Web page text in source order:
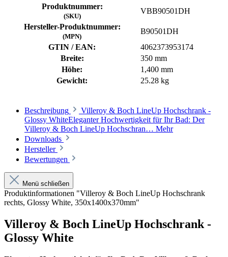
Produktnummer:
(SKU)
VBB90501DH
Hersteller-Produktnummer:
(MPN)
B90501DH
GTIN / EAN:
4062373953174
Breite:
350 mm
Höhe:
1,400 mm
Gewicht:
25.28 kg
Beschreibung
Villeroy & Boch LineUp Hochschrank -
Glossy WhiteEleganter Hochwertigkeit für Ihr Bad: Der
Villeroy & Boch LineUp Hochschran… Mehr
Downloads
Hersteller
Bewertungen
Menü schließen
Produktinformationen "Villeroy & Boch LineUp Hochschrank
rechts, Glossy White, 350x1400x370mm"
Villeroy & Boch LineUp Hochschrank -
Glossy White